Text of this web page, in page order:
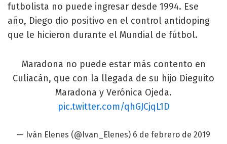
futbolista no puede ingresar desde 1994. Ese
año, Diego dio positivo en el control antidoping
que le hicieron durante el Mundial de fútbol.
Maradona no puede estar más contento en
Culiacán, que con la llegada de su hijo Dieguito
Maradona y Verónica Ojeda.
pic.twitter.com/qhGJCjqL1D
— Iván Elenes (@Ivan_Elenes) 6 de febrero de 2019